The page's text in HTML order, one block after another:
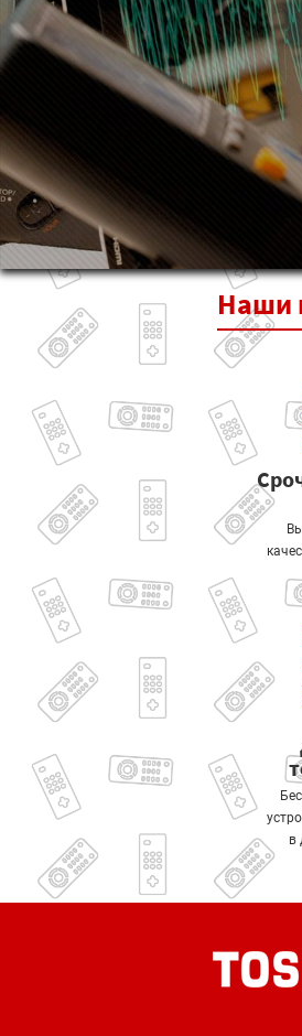
Наши
в